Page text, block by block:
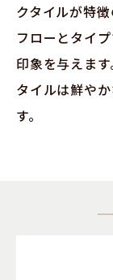
クタイルが特徴
フローとタイ
印象を与えます
タイルは鮮や
す。